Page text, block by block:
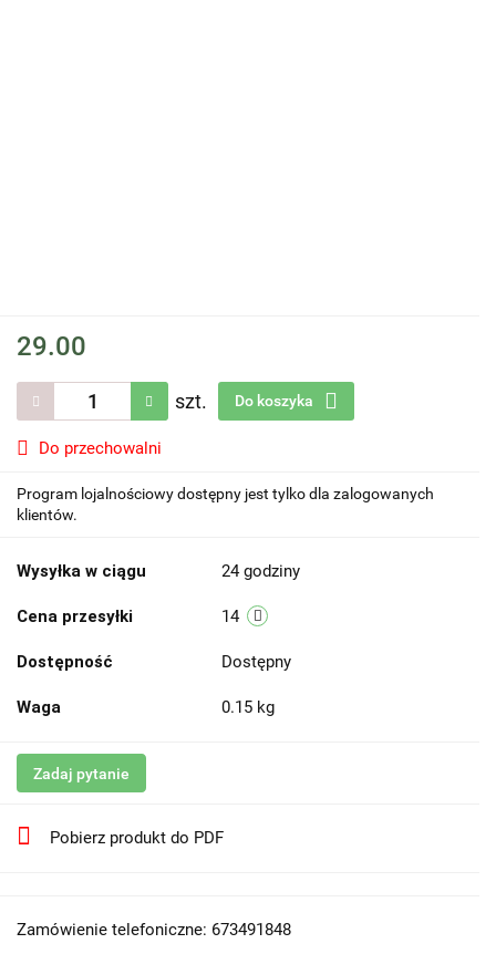
29.00
szt. Do koszyka
Do przechowalni
Program lojalnościowy dostępny jest tylko dla zalogowanych
klientów.
Wysyłka w ciągu 24 godziny
Cena przesyłki 14
Dostępność Dostępny
Waga 0.15 kg
Zadaj pytanie
Pobierz produkt do PDF
Zamówienie telefoniczne: 673491848